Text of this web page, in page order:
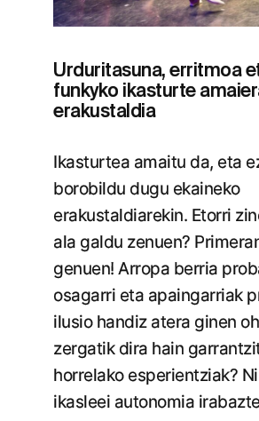
Urduritasuna, erritmoa
funkyko ikasturte
erakustaldia
Ikasturtea amaitu da, eta
borobildu dugu ekaineko
erakustaldiarekin. Etorri
ala galdu zenuen?
genuen! Arropa berria
osagarri eta apaingarriak
ilusio handiz atera ginen
zergatik dira hain
horrelako esperientziak?
ikasleei autonomia